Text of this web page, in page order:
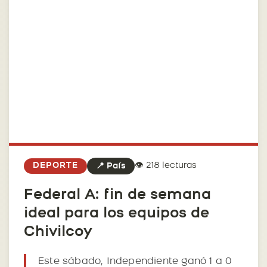
DEPORTE 📍 País 👁️ 218 lecturas
Federal A: fin de semana
ideal para los equipos de
Chivilcoy
Este sábado, Independiente ganó 1 a 0